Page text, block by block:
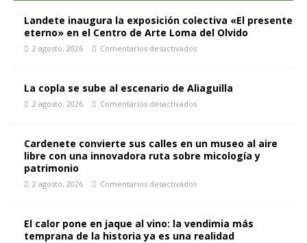
Landete inaugura la exposición colectiva «El presente
eterno» en el Centro de Arte Loma del Olvido
2 agosto, 2026 Comentarios desactivados
La copla se sube al escenario de Aliaguilla
2 agosto, 2026 Comentarios desactivados
Cardenete convierte sus calles en un museo al aire
libre con una innovadora ruta sobre micología y
patrimonio
2 agosto, 2026 Comentarios desactivados
El calor pone en jaque al vino: la vendimia más
temprana de la historia ya es una realidad